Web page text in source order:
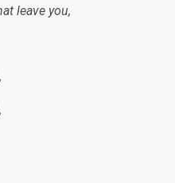
leave you,